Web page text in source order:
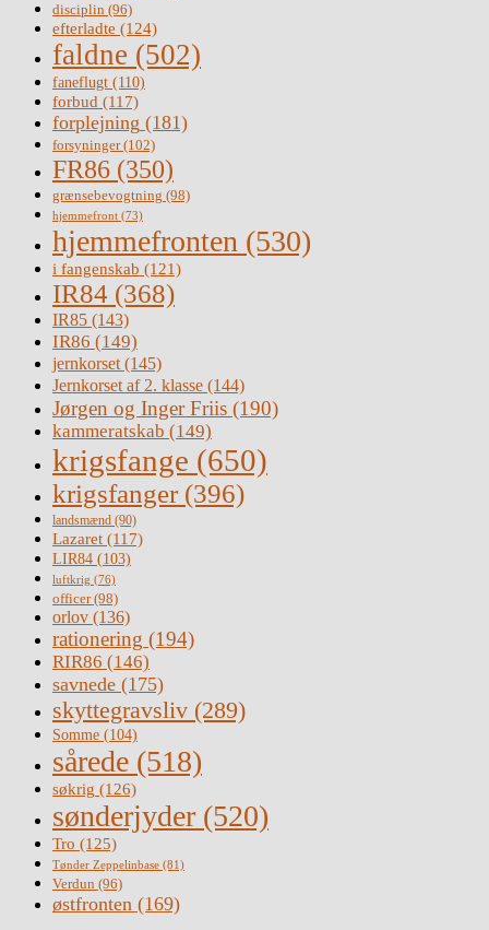
disciplin (96)
efterladte (124)
faldne (502)
faneflugt (110)
forbud (117)
forplejning (181)
forsyninger(102)
FR86 (350)
grænsebevogtning (98)
hjemmefront (73)
hjemmefronten (530)
i fangenskab (121)
IR84 (368)
IR85 (143)
IR86 (149)
jernkorset(145)
Jernkorset af 2. klasse (144)
Jørgen og Inger Friis (190)
kammeratskab (149)
krigsfange (650)
krigsfanger (396)
landsmænd (90)
Lazaret (117)
LIR84 (103)
luftkrig (76)
officer(98)
orlov (136)
rationering (194)
RIR86 (146)
savnede (175)
skyttegravsliv (289)
Somme (104)
sårede (518)
søkrig (126)
sønderjyder (520)
Tro (125)
Tønder Zeppelinbase (81)
Verdun (96)
østfronten (169)